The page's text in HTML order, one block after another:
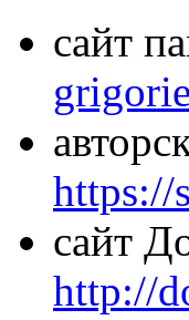
сайт
https://
сайт
http://